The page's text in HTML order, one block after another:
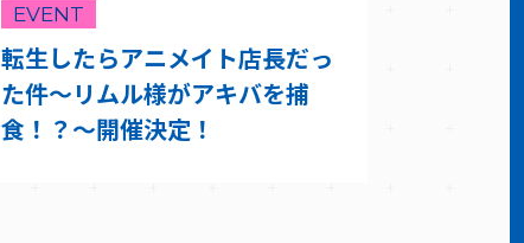
EVENT
転生したらアニメイト店長だっ
た件～リムル様がアキバを捕
食！？～開催決定！